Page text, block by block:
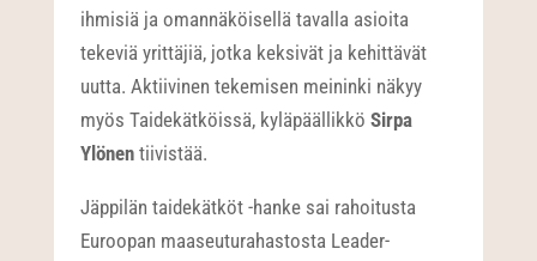
ihmisiä ja omannäköisellä tavalla asioita
tekeviä yrittäjiä, jotka keksivät ja kehittävät
uutta. Aktiivinen tekemisen meininki näkyy
myös Taidekätköissä, kyläpäällikköSirpa
Ylönentiivistää.
Jäppilän taidekätköt -hanke sai rahoitusta
Euroopan maaseuturahastosta Leader-